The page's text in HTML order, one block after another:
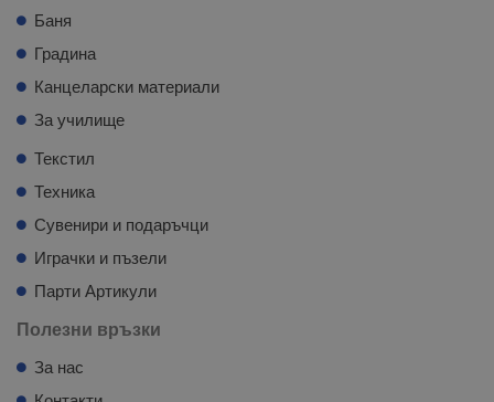
Баня
Градина
Канцеларски материали
За училище
Текстил
Техника
Сувенири и подаръчци
Играчки и пъзели
Парти Артикули
Полезни връзки
За нас